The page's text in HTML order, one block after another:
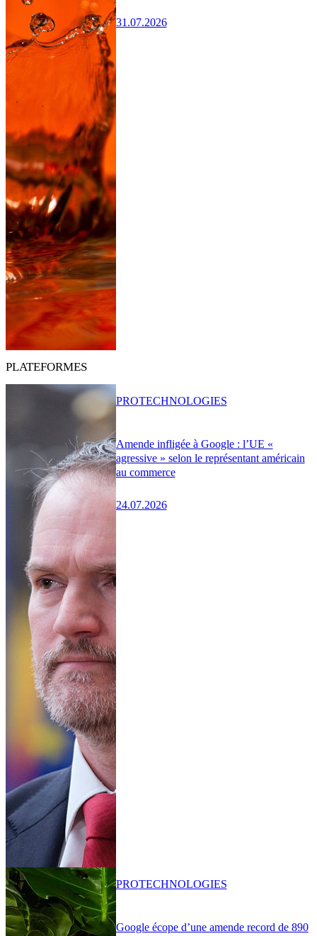
31.07.2026
PLATEFORMES
Amende infligée à Google : l’UE «
agressive » selon le représentant américain
au commerce
24.07.2026
PROTECHNOLOGIES
Google écope d’une amende record de 890
PROTECHNOLOGIES